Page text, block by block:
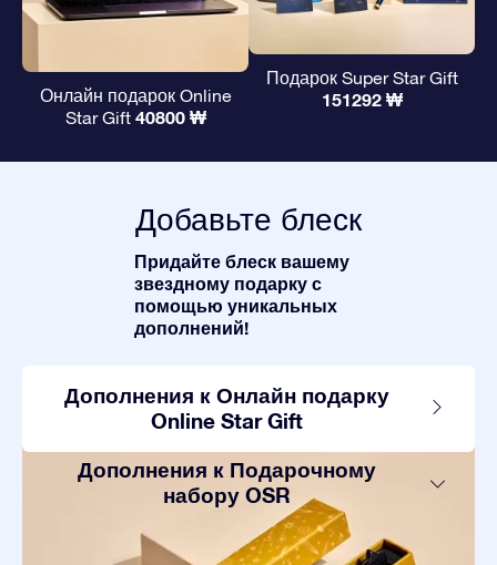
Онлайн подарок Online
Star Gift 40800 ₩
Подарок Super Star Gift
151292 ₩
Добавьте блеск
Придайте блеск вашему
звездному подарку с
помощью уникальных
дополнений!
Дополнения к Онлайн подарку
Online Star Gift
Дополнения к Подарочному
набору OSR